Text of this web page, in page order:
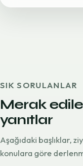
SIK SORULANLAR
Merak
yanıtlar
Aşağıdaki başlıklar,
konulara göre